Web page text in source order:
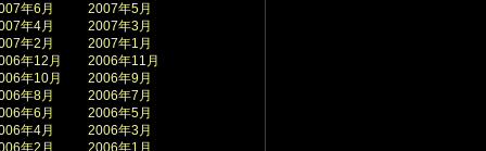
年6月
2007年5月
年4月
2007年3月
年2月
2007年1月
年12月
2006年11月
年10月
2006年9月
年8月
2006年7月
年6月
2006年5月
年4月
2006年3月
年2月
2006年1月